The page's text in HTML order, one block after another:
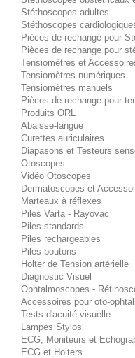
Stéthoscopes adultes
Stéthoscopes
Pièces de rechange pour
Pièces de rechange pour
Tensiomètres et
Tensiomètres numériques
Tensiomètres manuels
Pièces de rechange pour
Produits ORL
Abaisse-langue
Curettes auriculaires
Diapasons et Testeurs
Otoscopes
Vidéo Otoscopes
Dermatoscopes et
Marteaux à réflexes
Piles Varta - Rayovac
Piles standards
Piles rechargeables
Piles boutons
Holter de Tension artérielle
Diagnostic Visuel
Ophtalmoscopes -
Accessoires pour oto-
Tests d'acuité visuelle
Lampes Stylos
ECG, Moniteurs et
ECG et Holters